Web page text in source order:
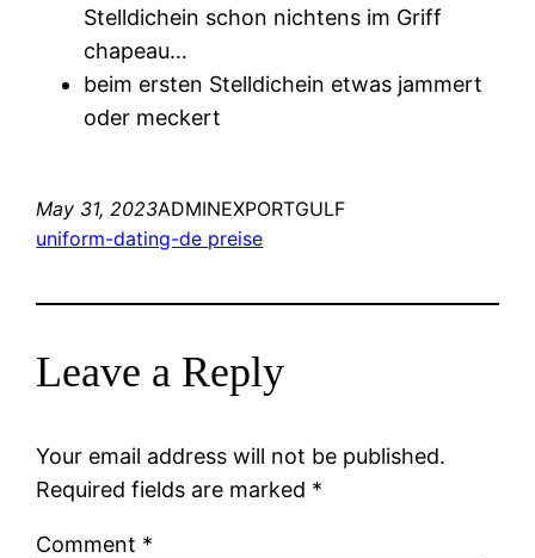
Stelldichein schon nichtens im Griff
chapeau…
beim ersten Stelldichein etwas jammert
oder meckert
May 31, 2023ADMINEXPORTGULF
uniform-dating-de preise
Leave a Reply
Your email address will not be published.
Required fields are marked *
Comment *